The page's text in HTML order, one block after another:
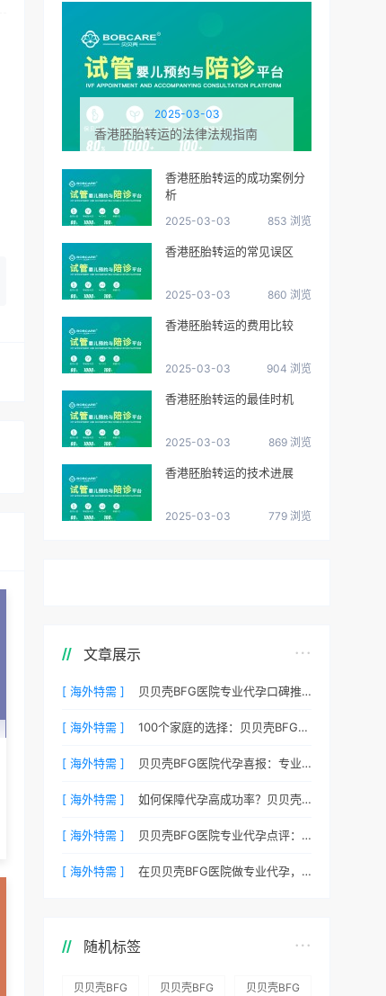
2025-03-03
香港胚胎转运的法律法规指南
香港胚胎转运的成功案例分
析
2025-03-03 853 浏览
香港胚胎转运的常见误区
2025-03-03 860 浏览
香港胚胎转运的费用比较
2025-03-03 904 浏览
香港胚胎转运的最佳时机
2025-03-03 869 浏览
香港胚胎转运的技术进展
2025-03-03 779 浏览
文章展示
[ 海外特需 ] 贝贝壳BFG医院专业代孕口碑推荐：听听老客户的真实评价
[ 海外特需 ] 100个家庭的选择：贝贝壳BFG医院专业代孕成功案例分享
[ 海外特需 ] 贝贝壳BFG医院代孕喜报：专业代孕让生命延续更简单
[ 海外特需 ] 如何保障代孕高成功率？贝贝壳BFG医院专业代孕方案解析
[ 海外特需 ] 贝贝壳BFG医院专业代孕点评：高成功率背后的医疗神话
[ 海外特需 ] 在贝贝壳BFG医院做专业代孕，一次成功的概率有多大？
随机标签
贝贝壳BFG
贝贝壳BFG
贝贝壳BFG